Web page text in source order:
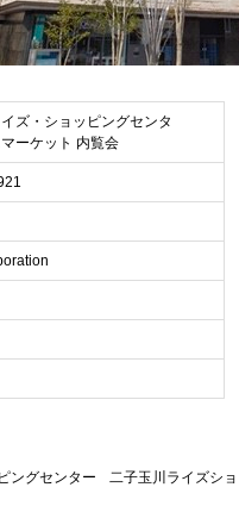
ズ・ショッピングセンタ
ーケット 内覧会
ングセンター 二子玉川ライズシ